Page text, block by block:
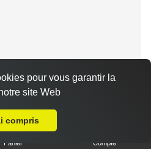
thon, oignons,
Panier Compte
pour vous garantir la
site Web
compris